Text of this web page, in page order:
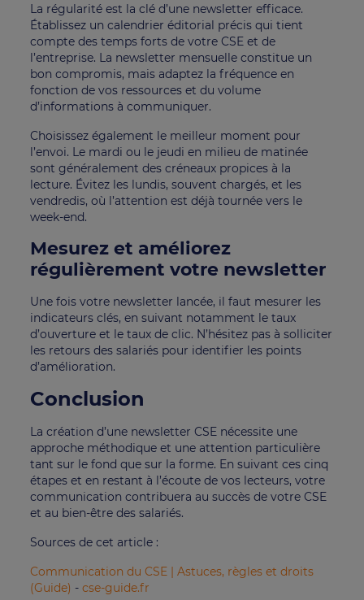
La régularité est la clé d’une newsletter efficace.
Établissez un calendrier éditorial précis qui tient
compte des temps forts de votre CSE et de
l’entreprise. La newsletter mensuelle constitue un
bon compromis, mais adaptez la fréquence en
fonction de vos ressources et du volume
d’informations à communiquer.
Choisissez également le meilleur moment pour
l’envoi. Le mardi ou le jeudi en milieu de matinée
sont généralement des créneaux propices à la
lecture. Évitez les lundis, souvent chargés, et les
vendredis, où l’attention est déjà tournée vers le
week-end.
Mesurez et améliorez
régulièrement votre newsletter
Une fois votre newsletter lancée, il faut mesurer les
indicateurs clés, en suivant notamment le taux
d’ouverture et le taux de clic. N’hésitez pas à solliciter
les retours des salariés pour identifier les points
d’amélioration.
Conclusion
La création d’une newsletter CSE nécessite une
approche méthodique et une attention particulière
tant sur le fond que sur la forme. En suivant ces cinq
étapes et en restant à l’écoute de vos lecteurs, votre
communication contribuera au succès de votre CSE
et au bien-être des salariés.
Sources de cet article :
Communication du CSE | Astuces, règles et droits
(Guide) -cse-guide.fr